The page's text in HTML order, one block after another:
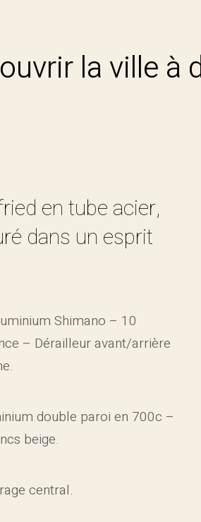
la ville à
en tube acier,
dans un esprit
Shimano – 10
– Dérailleur avant/arrière
double paroi en 700c –
beige.
central.